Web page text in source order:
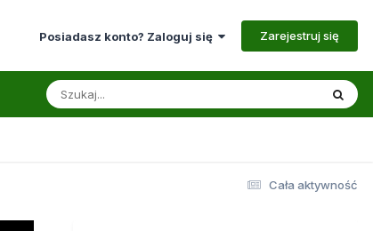
Posiadasz konto? Zaloguj się Zarejestruj się
Cała aktywność